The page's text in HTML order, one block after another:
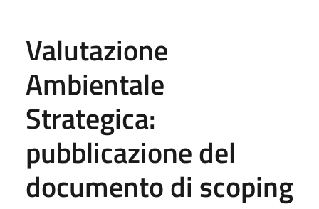
Valutazione
Ambientale
Strategica:
pubblicazione del
documento di scoping